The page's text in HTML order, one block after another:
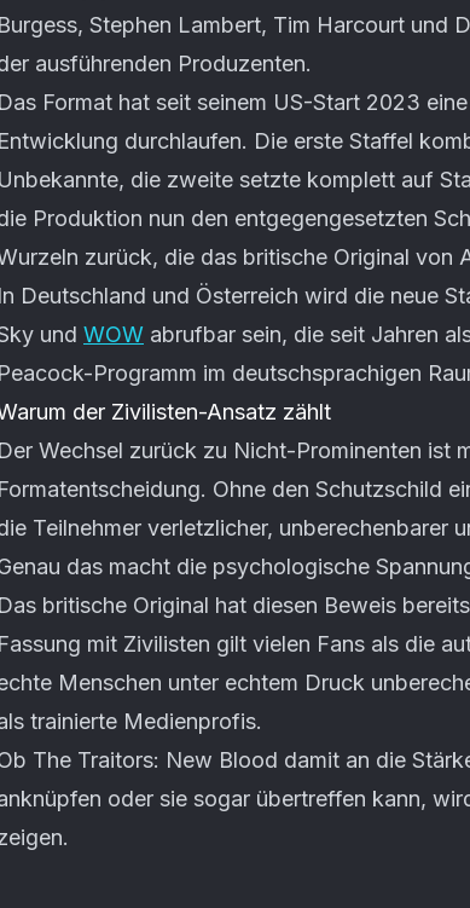
Burgess, Stephen Lambert, Tim Harcourt und
ausführenden Produzenten.
Das Format hat seit seinem US-Start 2023
Entwicklung durchlaufen. Die erste Staffel
Unbekannte, die zweite setzte komplett auf
Produktion nun den entgegengesetzten
zurück, die das britische Original von
In Deutschland und Österreich wird die neue
und WOW abrufbar sein, die seit Jahren
Peacock-Programm im deutschsprachigen
der Zivilisten-Ansatz zählt
Der Wechsel zurück zu Nicht-Prominenten ist
Formatentscheidung. Ohne den Schutzschild
Teilnehmer verletzlicher, unberechenbarer
das macht die psychologische
Das britische Original hat diesen Beweis
Fassung mit Zivilisten gilt vielen Fans als die
Menschen unter echtem Druck
trainierte Medienprofis.
The Traitors: New Blood damit an die
oder sie sogar übertreffen kann,